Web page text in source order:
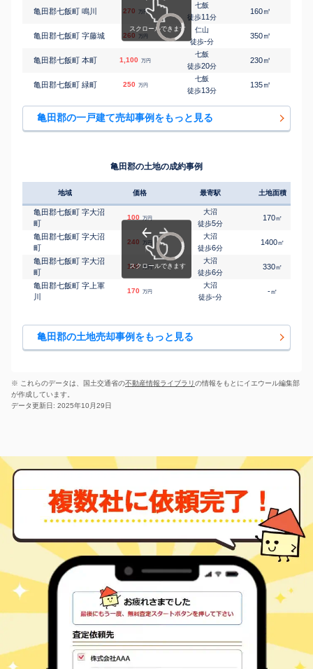
亀田郡七飯町 鳴川 270 万円
七飯
徒歩11分
160㎡
亀田郡七飯町 字藤城 260 万円
仁山
徒歩-分
350㎡
亀田郡七飯町 本町 1,100 万円
七飯
徒歩20分
230㎡
亀田郡七飯町 緑町 250 万円
七飯
徒歩13分
135㎡
亀田郡の一戸建て売却事例をもっと見る
亀田郡の土地の成約事例
地域 価格 最寄駅 土地面積
亀田郡七飯町 字大沼
町
100 万円
大沼
徒歩5分
170㎡
亀田郡七飯町 字大沼
町
240 万円
大沼
徒歩6分
1400㎡
亀田郡七飯町 字大沼
町
100 万円
大沼
徒歩6分
330㎡
亀田郡七飯町 字上軍
川
170 万円
大沼
徒歩-分
-㎡
亀田郡の土地売却事例をもっと見る
※ これらのデータは、国土交通省の不動産情報ライブラリの情報をもとにイエウール編集部
が作成しています。
データ更新日: 2025年10月29日